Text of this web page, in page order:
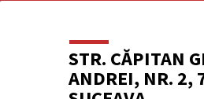
LOCAȚIESTR. CĂPITAN
ANDREI, NR. 2,